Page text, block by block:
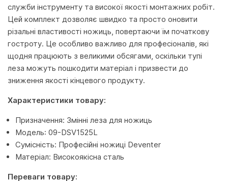
служби інструменту та високої якості монтажних робіт.
Цей комплект дозволяє швидко та просто оновити
різальні властивості ножиць, повертаючи їм початкову
гостроту. Це особливо важливо для професіоналів, які
щодня працюють з великими обсягами, оскільки тупі
леза можуть пошкодити матеріал і призвести до
зниження якості кінцевого продукту.
Характеристики товару:
Призначення: Змінні леза для ножиць
Модель: 09-DSV1525L
Сумісність: Професійні ножиці Deventer
Матеріал: Високоякісна сталь
Переваги товару: